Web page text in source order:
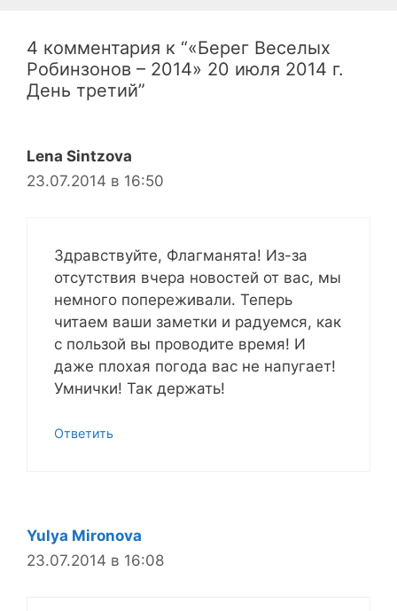
4 комментария к “«Берег Веселых
Робинзонов – 2014» 20 июля 2014 г.
День третий”
Lena Sintzova
23.07.2014 в 16:50
Здравствуйте, Флагманята! Из-за
отсутствия вчера новостей от вас, мы
немного попереживали. Теперь
читаем ваши заметки и радуемся, как
с пользой вы проводите время! И
даже плохая погода вас не напугает!
Умнички! Так держать!
Ответить
Yulya Mironova
23.07.2014 в 16:08